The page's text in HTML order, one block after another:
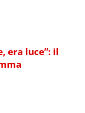
era luce”: il